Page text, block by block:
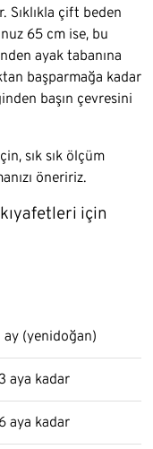
Sıklıkla çift beden
65 cm ise, bu
ayak tabanına
başparmağa kadar
başın çevresini
sık sık ölçüm
öneririz.
için
ay (yenidoğan)
aya kadar
aya kadar